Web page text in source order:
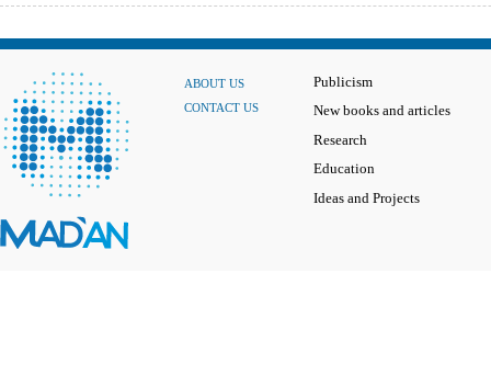
ABOUT US
CONTACT US
Publicism
New books and articles
Research
Education
Ideas and Projects